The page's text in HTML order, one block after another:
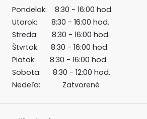
Pondelok: 8:30 - 16:00 hod.
Utorok: 8:30 - 16:00 hod.
Streda: 8:30 - 16:00 hod.
Štvrtok: 8:30 - 16:00 hod.
Piatok: 8:30 - 16:00 hod.
Sobota: 8:30 - 12:00 hod.
Nedeľa: Zatvorené